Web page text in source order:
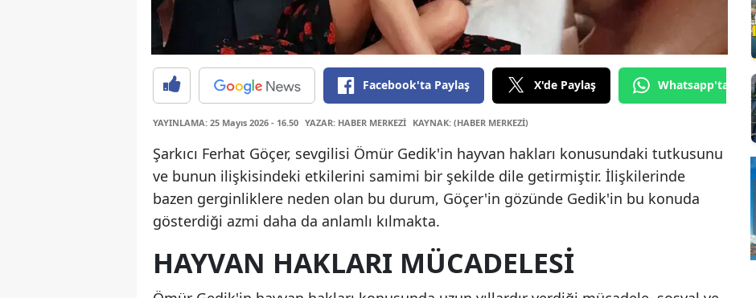
Erzurum
Gaziantep
Giresun
Hatay
Facebook'ta Paylaş X'de Paylaş Whatsapp'tan
YAYINLAMA: 25 Mayıs 2026 - 16.50 YAZAR: HABER MERKEZİ KAYNAK: (HABER MERKEZİ)
Şarkıcı Ferhat Göçer, sevgilisi Ömür Gedik'in hayvan hakları konusundaki tutkusunu
ve bunun ilişkisindeki etkilerini samimi bir şekilde dile getirmiştir. İlişkilerinde
bazen gerginliklere neden olan bu durum, Göçer'in gözünde Gedik'in bu konuda
gösterdiği azmi daha da anlamlı kılmakta.
HAYVAN HAKLARI MÜCADELESI